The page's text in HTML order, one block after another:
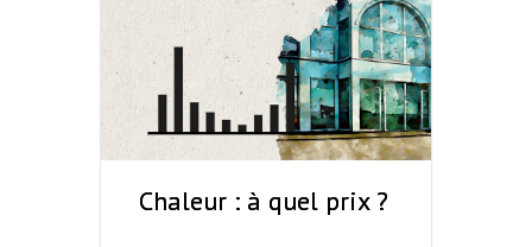
Chaleur : à quel prix ?